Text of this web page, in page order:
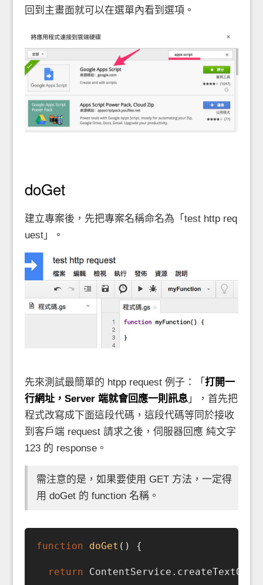
回到主畫面就可以在選單內看到選項。
doGet
建立專案後，先把專案名稱命名為「test http req
uest」。
先來測試最簡單的 htpp request 例子：「打開一
行網址，Server 端就會回應一則訊息 」，首先把
程式改寫成下面這段代碼，這段代碼等同於接收
到客戶端 request 請求之後，伺服器回應 純文字
123 的 response。
需注意的是，如果要使用 GET 方法，一定得
用 doGet 的 function 名稱。
function doGet ( ) {
return